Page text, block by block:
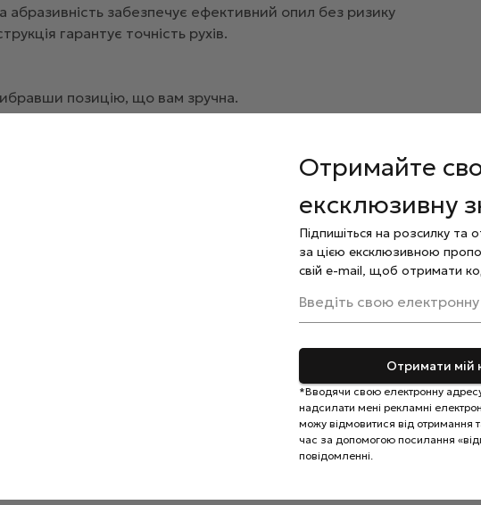
Отримайте
ексклюзивну
Підпишіться на розсилку та
за цією ексклюзивною
свій e-mail, щоб отримати
Введіть свою
Отримати мій
*Вводячи свою електронну
надсилати мені рекламні
можу відмовитися від отримання
час за допомогою посилання
повідомленні.
абразивність забезпечує ефективний опил без ризику
гарантує точність рухів.
позицію, що вам зручна.
вирівняйте форму і скоротіть довжину нігтів, якщо
зерна, щоб відшліфувати недосконалості та довести
стану.
уникаючи зайвого натискання для запобігання пошкоджень
догляду за кутикулою нанесіть спеціальнуолію.
120/240 використовується тільки для індивідуального